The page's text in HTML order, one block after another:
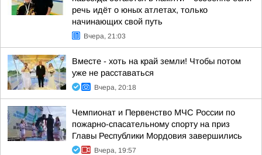
речь идёт о юных атлетах, только
начинающих свой путь
Вчера, 21:03
Вместе - хоть на край земли! Чтобы потом
уже не расставаться
Вчера, 20:18
Чемпионат и Первенство МЧС России по
пожарно-спасательному спорту на приз
Главы Республики Мордовия завершились
Вчера, 19:57